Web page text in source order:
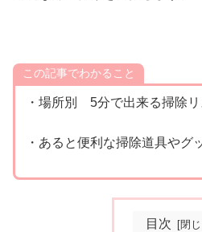
この記事でわかること
・場所別 5分で出来る掃除リ
・あると便利な掃除道具やグ
目次